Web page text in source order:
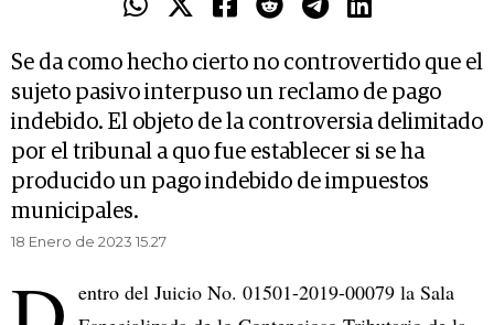
Se da como hecho cierto no controvertido que el
sujeto pasivo interpuso un reclamo de pago
indebido. El objeto de la controversia delimitado
por el tribunal a quo fue establecer si se ha
producido un pago indebido de impuestos
municipales.
18 Enero de 2023 15.27
entro del Juicio No. 01501-2019-00079 la Sala